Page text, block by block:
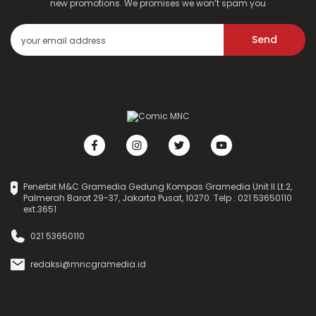
new promotions. We promises we won’t spam you
Send
Penerbit M&C Gramedia Gedung Kompas Gramedia Unit II Lt.2,
Palmerah Barat 29-37, Jakarta Pusat, 10270. Telp : 021 53650110
ext.3651
021 53650110
redaksi@mncgramedia.id